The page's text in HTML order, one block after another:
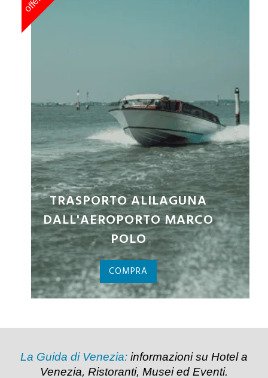
offerte
BIGLIETTI PALAZZO DUCALE